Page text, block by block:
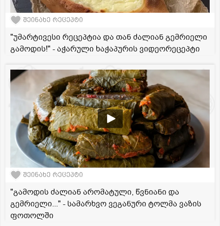
შეინახე რეცეპტი
"უმარტივესი რეცეპტია და თან ძალიან გემრიელი
გამოდის!" - აჭარული ხაჭაპურის ვიდეორეცეპტი
შეინახე რეცეპტი
"გამოდის ძალიან არომატული, წვნიანი და
გემრიელი..." - სამარხვო ვეგანური ტოლმა ვაზის
ფოთოლში